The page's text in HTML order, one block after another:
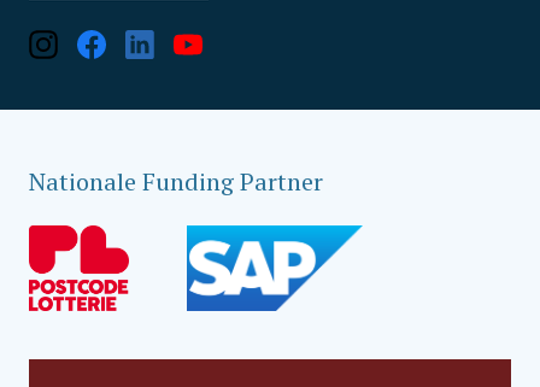
Nationale Funding Partner